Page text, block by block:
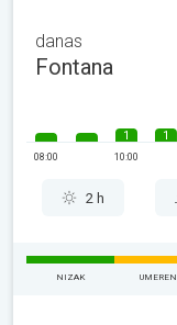
danas
Fontana
08:00
1
10:00
1
2 h
NIZAK UMEREN